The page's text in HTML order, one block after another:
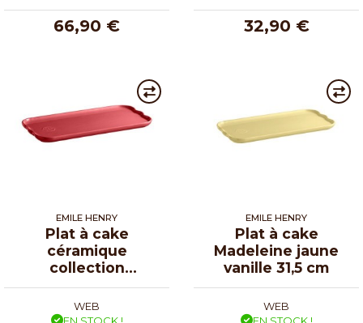
66,90 € 32,90 €
EMILE HENRY
Plat à cake
céramique
collection
Madeleine rose
candy 31,5 cm
WEB
EN STOCK !
EMILE HENRY
Plat à cake
Madeleine jaune
vanille 31,5 cm
WEB
EN STOCK !